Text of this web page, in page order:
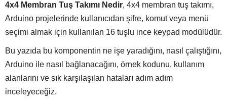
4x4 Membran Tuş Takımı Nedir, 4x4 membran tuş takımı,
Arduino projelerinde kullanıcıdan şifre, komut veya menü
seçimi almak için kullanılan 16 tuşlu ince keypad modülüdür.
Bu yazıda bu komponentin ne işe yaradığını, nasıl çalıştığını,
Arduino ile nasıl bağlanacağını, örnek kodunu, kullanım
alanlarını ve sık karşılaşılan hataları adım adım
inceleyeceğiz.